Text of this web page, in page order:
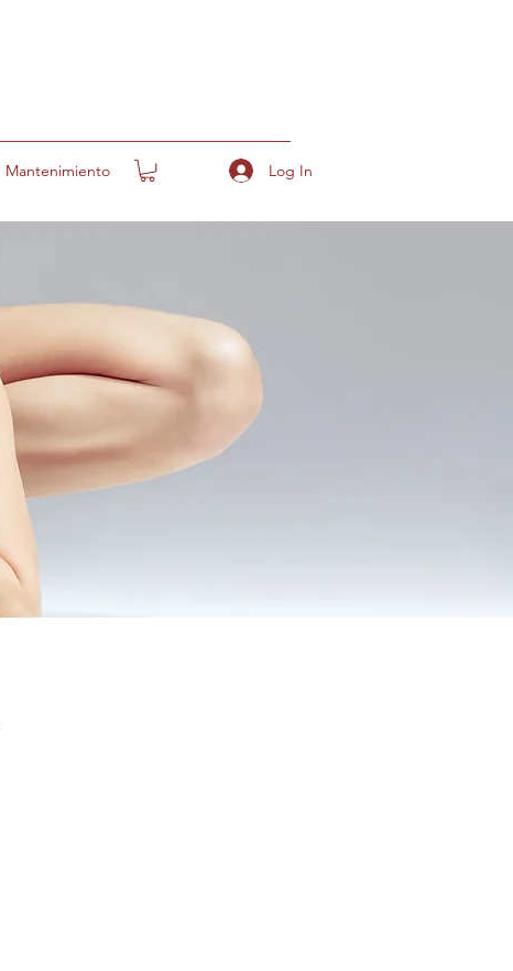
Mantenimiento Log In